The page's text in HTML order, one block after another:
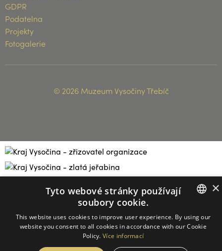
GDPR
Podatelna
Projekty
Fotogalerie
© 2026 Muzeum Vysočiny Třebíč
CZECH
×
Tyto webové stránky používají
soubory cookie.
This website uses cookies to improve user experience. By using our
website you consent to all cookies in accordance with our Cookie
Policy. Více informací